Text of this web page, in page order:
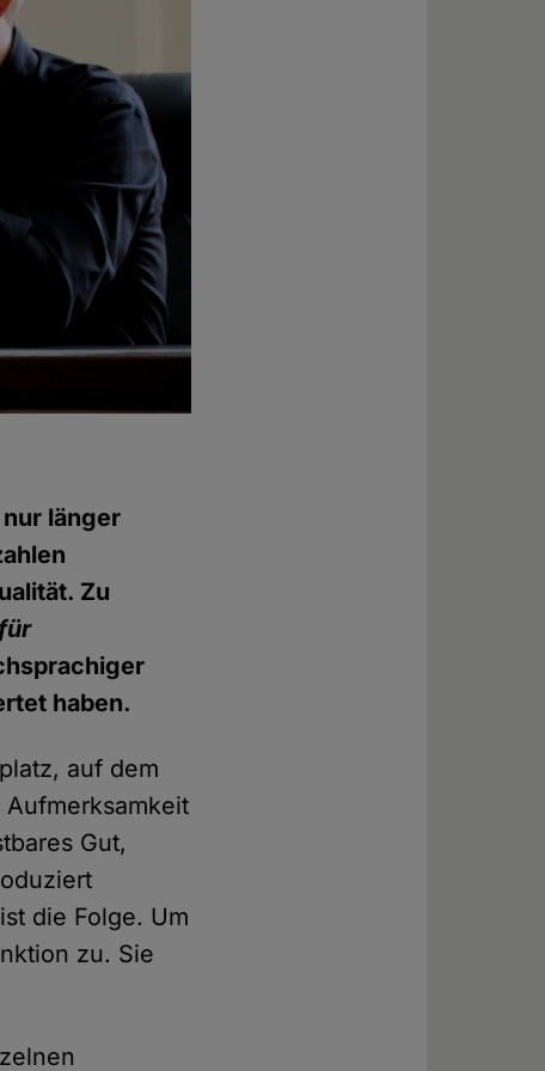
länger
Zu
haben.
auf dem
Gut,
die Folge. Um
zu. Sie